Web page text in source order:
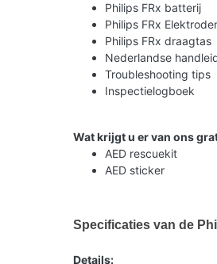
Philips FRx batterij
Philips FRx
Philips FRx draagtas
Nederlandse
Troubleshooting tips
Inspectielogboek
Wat krijgt u er van ons
AED rescuekit
AED sticker
Specificaties van de
Details: